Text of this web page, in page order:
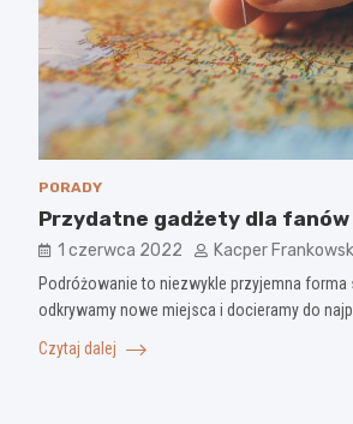
PORADY
Przydatne gadżety dla
1 czerwca 2022 Kacper
Podróżowanie to niezwykle przyjemna forma
odkrywamy nowe miejsca i docieramy do
Czytaj dalej